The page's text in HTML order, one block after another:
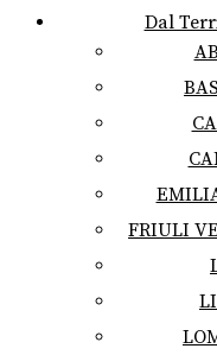
Dal
FRIULI